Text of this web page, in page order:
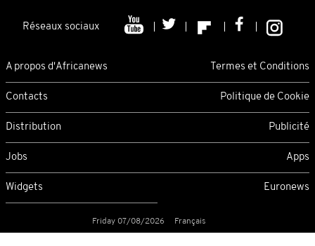
Réseaux sociaux
A propos d'Africanews Termes et Conditions
Contacts Politique de Cookie
Distribution Publicité
Jobs Apps
Widgets Euronews
Friday 07/08/2026